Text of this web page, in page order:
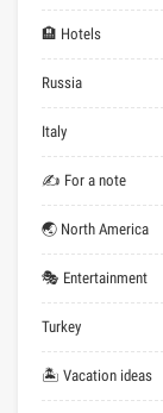
🏨 Hotels
Russia
Italy
✍ For a note
🌏 North America
🎭 Entertainment
Turkey
🏝 Vacation ideas